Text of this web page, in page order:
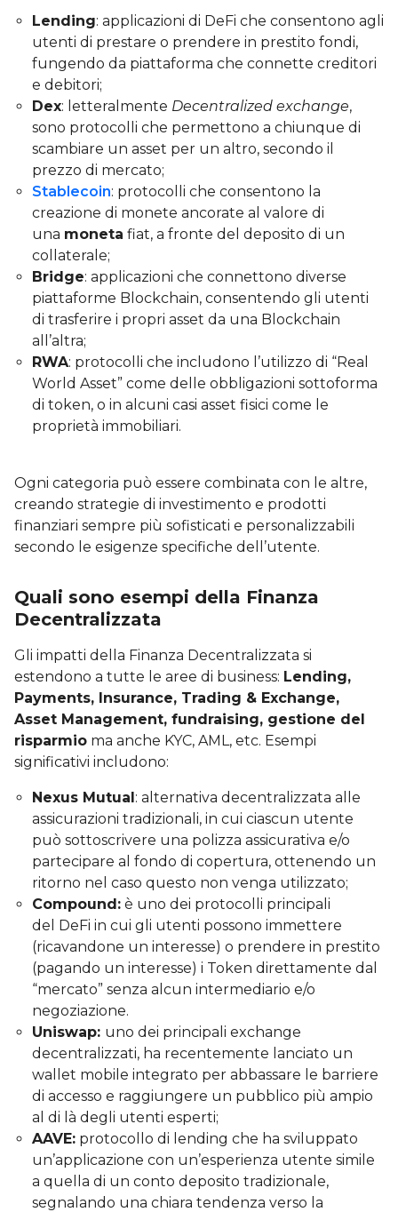
Lending: applicazioni di DeFi che consentono agli
utenti di prestare o prendere in prestito fondi,
fungendo da piattaforma che connette creditori
e debitori;
Dex: letteralmente Decentralized exchange,
sono protocolli che permettono a chiunque di
scambiare un asset per un altro, secondo il
prezzo di mercato;
Stablecoin: protocolli che consentono la
creazione di monete ancorate al valore di
una moneta fiat, a fronte del deposito di un
collaterale;
Bridge: applicazioni che connettono diverse
piattaforme Blockchain, consentendo gli utenti
di trasferire i propri asset da una Blockchain
all’altra;
RWA: protocolli che includono l’utilizzo di “Real
World Asset” come delle obbligazioni sottoforma
di token, o in alcuni casi asset fisici come le
proprietà immobiliari.
Ogni categoria può essere combinata con le altre,
creando strategie di investimento e prodotti
finanziari sempre più sofisticati e personalizzabili
secondo le esigenze specifiche dell’utente.
Quali sono esempi della Finanza
Decentralizzata
Gli impatti della Finanza Decentralizzata si
estendono a tutte le aree di business: Lending,
Payments, Insurance, Trading & Exchange,
Asset Management, fundraising, gestione del
risparmio ma anche KYC, AML, etc. Esempi
significativi includono:
Nexus Mutual: alternativa decentralizzata alle
assicurazioni tradizionali, in cui ciascun utente
può sottoscrivere una polizza assicurativa e/o
partecipare al fondo di copertura, ottenendo un
ritorno nel caso questo non venga utilizzato;
Compound: è uno dei protocolli principali
del DeFi in cui gli utenti possono immettere
(ricavandone un interesse) o prendere in prestito
(pagando un interesse) i Token direttamente dal
“mercato” senza alcun intermediario e/o
negoziazione.
Uniswap: uno dei principali exchange
decentralizzati, ha recentemente lanciato un
wallet mobile integrato per abbassare le barriere
di accesso e raggiungere un pubblico più ampio
al di là degli utenti esperti;
AAVE: protocollo di lending che ha sviluppato
un’applicazione con un’esperienza utente simile
a quella di un conto deposito tradizionale,
segnalando una chiara tendenza verso la